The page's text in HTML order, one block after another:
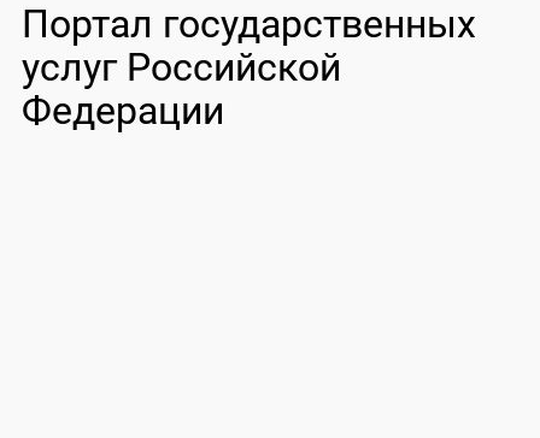
Портал государственных
услуг Российской
Федерации